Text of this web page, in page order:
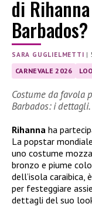
di
SARA GUGLIELMETTI |
CARNEVALE 2026
Costume da favola
Barbados: i dettagli.
Rihanna ha
La popstar
uno costume
bronzo e piume
dell’isola
per festeggiare
dettagli del suo